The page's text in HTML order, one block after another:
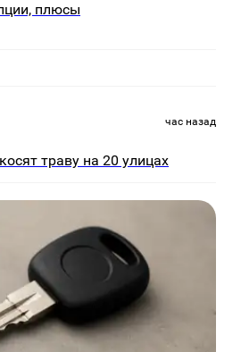
плюсы
час назад
траву на 20 улицах